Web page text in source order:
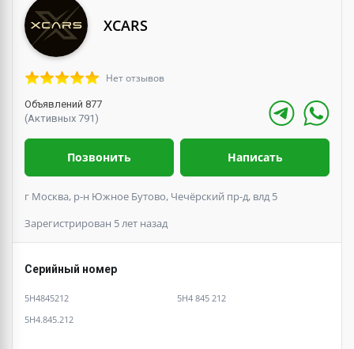
XCARS
Нет отзывов
Объявлений 877
(Активных 791)
Позвонить Написать
г Москва, р-н Южное Бутово, Чечёрский пр-д, влд 5
Зарегистрирован 5 лет назад
Серийный номер
5H4845212
5H4 845 212
5H4.845.212